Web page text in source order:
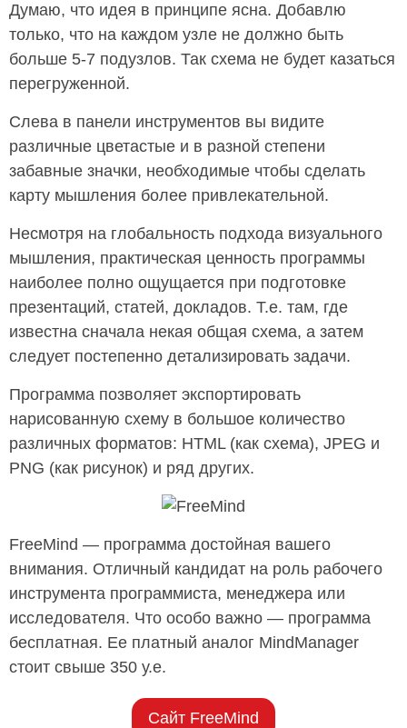
Думаю, что идея в принципе ясна. Добавлю
только, что на каждом узле не должно быть
больше 5-7 подузлов. Так схема не будет казаться
перегруженной.
Слева в панели инструментов вы видите
различные цветастые и в разной степени
забавные значки, необходимые чтобы сделать
карту мышления более привлекательной.
Несмотря на глобальность подхода визуального
мышления, практическая ценность программы
наиболее полно ощущается при подготовке
презентаций, статей, докладов. Т.е. там, где
известна сначала некая общая схема, а затем
следует постепенно детализировать задачи.
Программа позволяет экспортировать
нарисованную схему в большое количество
различных форматов: HTML (как схема), JPEG и
PNG (как рисунок) и ряд других.
FreeMind — программа достойная вашего
внимания. Отличный кандидат на роль рабочего
инструмента программиста, менеджера или
исследователя. Что особо важно — программа
бесплатная. Ее платный аналог MindManager
стоит свыше 350 у.е.
Сайт FreeMind